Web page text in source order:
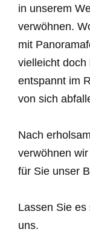
in unserem
verwöhnen.
mit
vielleicht doch
entspannt im
von sich
Nach
verwöhnen
für Sie unser
Lassen Sie
uns.